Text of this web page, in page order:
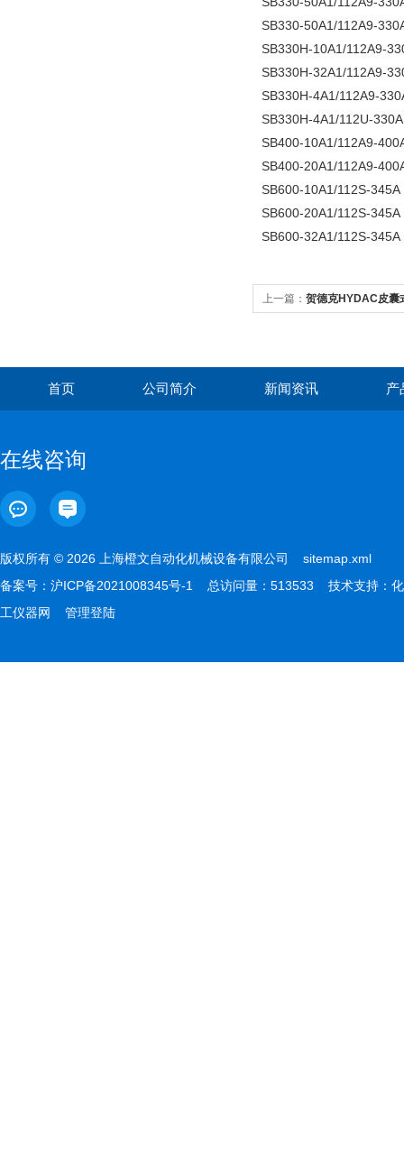
SB330-50A1/112A9-
SB330H-10A1/112A9-
SB330H-32A1/112A9-
SB330H-4A1/112A9-
SB330H-4A1/112U-330A
SB400-10A1/112A9-
SB400-20A1/112A9-
SB600-10A1/112S-345A
SB600-20A1/112S-345A
SB600-32A1/112S-345A
上一篇： 贺德克HYDAC皮囊
首页 公司简介 新闻资讯 产
在线咨询
版权所有 © 2026 上海橙文自动化机械设备有限公司 sitemap.xml
备案号： 沪ICP备2021008345号-1 总访问量：513533 技术支持： 化
工仪器网
管理登陆